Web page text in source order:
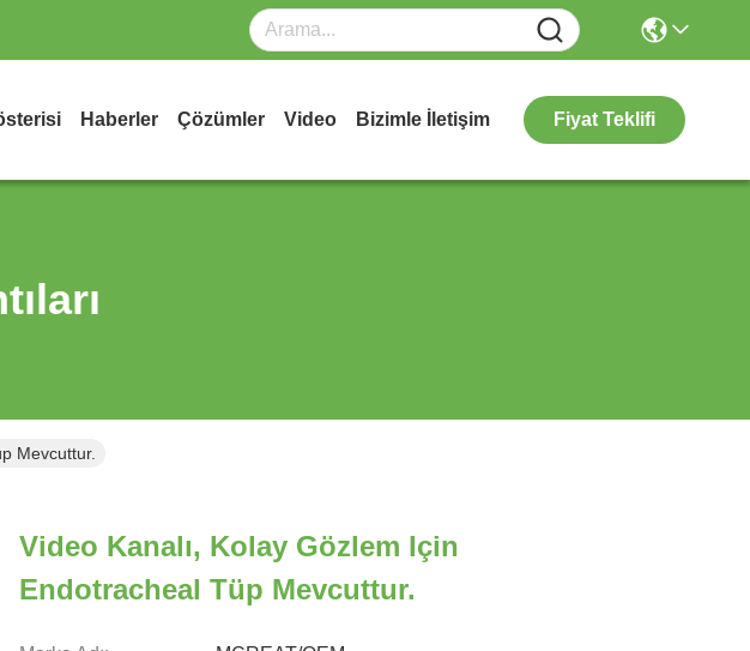
Haberler Çözümler Video Bizimle İletişim Fiyat Teklifi
Mevcuttur.
Video Kanalı, Kolay Gözlem Için
Endotracheal Tüp Mevcuttur.